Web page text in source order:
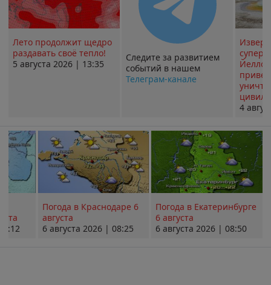
Лето продолжит щедро
раздавать своё тепло!
5 августа 2026 | 13:35
Следите за развитием
событий в нашем
Телеграм-канале
4
Погода в Краснодаре 6
августа
6 августа 2026 | 08:25
Погода в Екатеринбурге
6 августа
6 августа 2026 | 08:50